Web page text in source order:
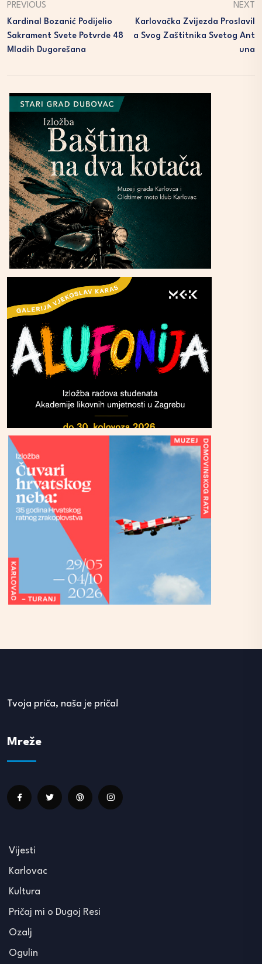
PREVIOUS
Kardinal Bozanić Podijelio
Sakrament Svete Potvrde 48
Mladih Dugorešana
NEXT
Karlovačka Zvijezda Proslavil
A Svog Zaštitnika Svetog Ant
Una
Tvoja priča, naša je priča!
Mreže
Vijesti
Karlovac
Kultura
Pričaj mi o Dugoj Resi
Ozalj
Ogulin